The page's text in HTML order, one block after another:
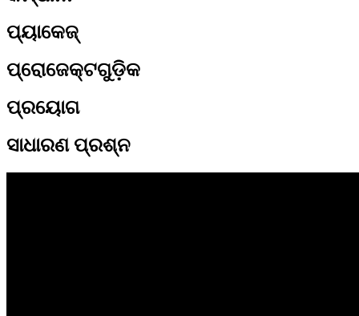
ପ୍ୟାକେଜ୍
ପ୍ରୋଜେକ୍ଟଗୁଡ଼ିକ
ପ୍ରୟୋଗ
ସାଧାରଣ ପ୍ରଶ୍ନ